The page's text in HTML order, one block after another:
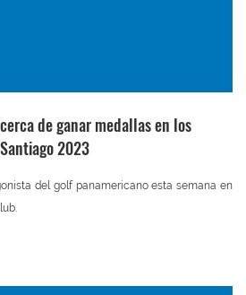
de ganar medallas en los
2023
del golf panamericano esta semana en